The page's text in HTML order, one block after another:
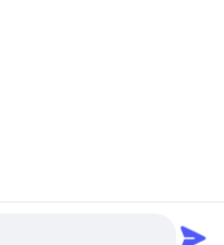
Ltd. All Rights Reserved.